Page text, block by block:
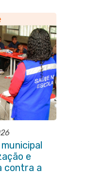
e
contra a